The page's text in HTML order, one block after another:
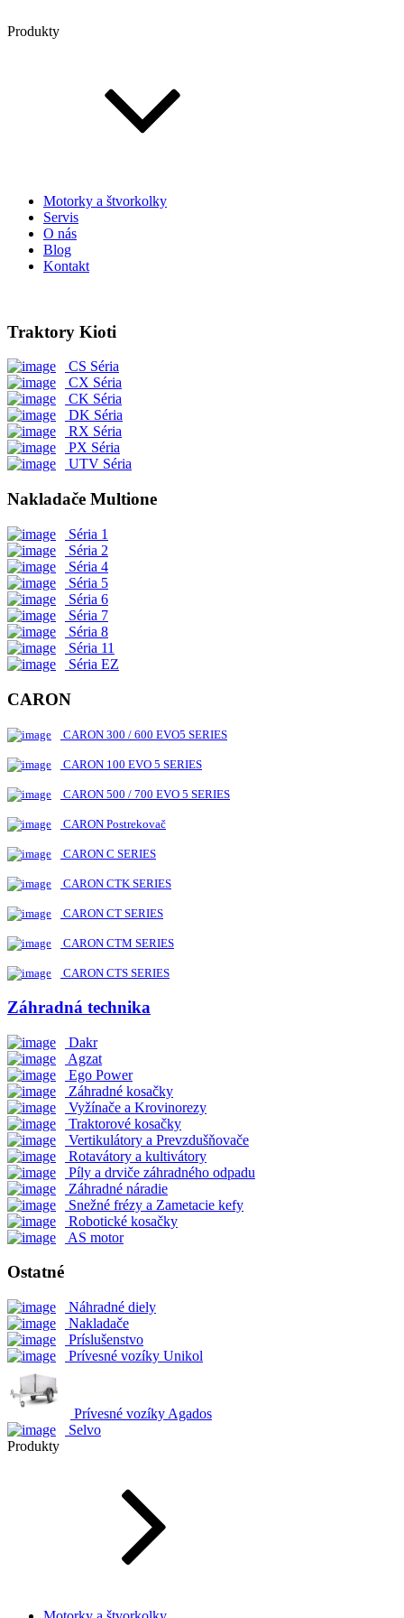
Produkty
Motorky a štvorkolky
Servis
O nás
Blog
Kontakt
Traktory Kioti
CS Séria
CX Séria
CK Séria
DK Séria
RX Séria
PX Séria
UTV Séria
Nakladače Multione
Séria 1
Séria 2
Séria 4
Séria 5
Séria 6
Séria 7
Séria 8
Séria 11
Séria EZ
CARON
CARON 300 / 600 EVO5 SERIES
CARON 100 EVO 5 SERIES
CARON 500 / 700 EVO 5 SERIES
CARON Postrekovač
CARON C SERIES
CARON CTK SERIES
CARON CT SERIES
CARON CTM SERIES
CARON CTS SERIES
Záhradná technika
Dakr
Agzat
Ego Power
Záhradné kosačky
Vyžínače a Krovinorezy
Traktorové kosačky
Vertikulátory a Prevzdušňovače
Rotavátory a kultivátory
Píly a drviče záhradného odpadu
Záhradné náradie
Snežné frézy a Zametacie kefy
Robotické kosačky
AS motor
Ostatné
Náhradné diely
Nakladače
Príslušenstvo
Prívesné vozíky Unikol
Prívesné vozíky Agados
Selvo
Produkty